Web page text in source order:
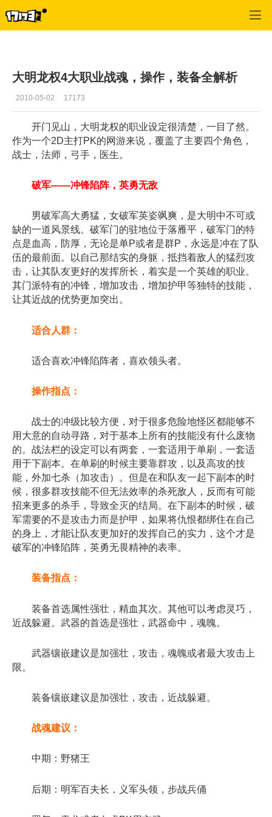
大明龙权4大职业战魂，操作，装备全解析
2010-05-02 17173
开门见山，大明龙权的职业设定很清楚，一目了然。
作为一个2D主打PK的网游来说，覆盖了主要四个角色，
战士，法师，弓手，医生。
破军——冲锋陷阵，英勇无敌
男破军高大勇猛，女破军英姿飒爽，是大明中不可或
缺的一道风景线。破军门的驻地位于落雁平，破军门的特
点是血高，防厚，无论是单P或者是群P，永远是冲在了队
伍的最前面。以自己那结实的身躯，抵挡着敌人的猛烈攻
击，让其队友更好的发挥所长，着实是一个英雄的职业。
其门派特有的冲锋，增加攻击，增加护甲等独特的技能，
让其近战的优势更加突出。
适合人群：
适合喜欢冲锋陷阵者，喜欢领头者。
操作指点：
战士的冲级比较方便，对于很多危险地怪区都能够不
用大意的自动寻路，对于基本上所有的技能没有什么废物
的。战法栏的设定可以有两套，一套适用于单刷，一套适
用于下副本。在单刷的时候主要靠群攻，以及高攻的技
能，外加七杀（加攻击）。但是在和队友一起下副本的时
候，很多群攻技能不但无法效率的杀死敌人，反而有可能
招来更多的杀手，导致全灭的结局。在下副本的时候，破
军需要的不是攻击力而是护甲，如果将仇恨都绑住在自己
的身上，才能让队友更加好的发挥自己的实力，这个才是
破军的冲锋陷阵，英勇无畏精神的表率。
装备指点：
装备首选属性强壮，精血其次。其他可以考虑灵巧，
近战躲避。武器的首选是强壮，武器命中，魂魄。
武器镶嵌建议是加强壮，攻击，魂魄或者最大攻击上
限。
装备镶嵌建议是加强壮，攻击，近战躲避。
战魂建议：
中期：野猪王
后期：明军百夫长，义军头领，步战兵俑